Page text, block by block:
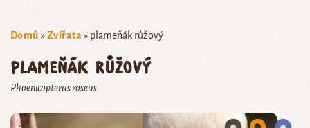
Domů »Zvířata» plameňák růžový
plameňák růžový
Phoenicopterus roseus